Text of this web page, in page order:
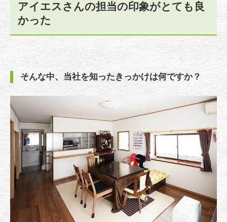
アイエスさんの担当の印象がとても良
かった
そんな中、当社を知ったきっかけは何ですか？